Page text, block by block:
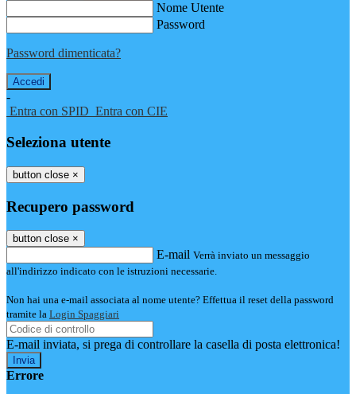
Nome Utente
Password
Password dimenticata?
-
Entra con SPID Entra con CIE
Seleziona utente
button close ×
Recupero password
button close ×
E-mail Verrà inviato un messaggio
all'indirizzo indicato con le istruzioni necessarie.
Non hai una e-mail associata al nome utente? Effettua il reset della password
tramite la Login Spaggiari
E-mail inviata, si prega di controllare la casella di posta elettronica!
Errore